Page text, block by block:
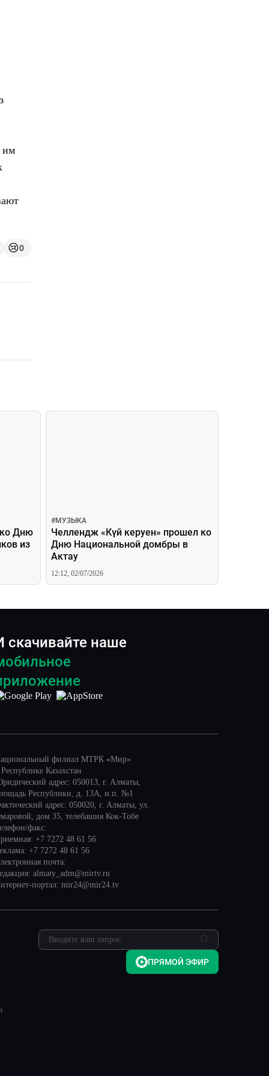
им
😢0
Дню
из
#МУЗЫКА
Челлендж «Күй керуен» прошел ко
Дню Национальной домбры в
Актау
12:12, 02/07/2026
скачивайте наше
филиал МТРК «Мир»
Казахстан
адрес: 050013, г. Алматы,
Республики, д. 13А, н.п. №1
адрес: 050020, г. Алматы, ул.
дом 35, телебашня Кок-Тобе
факс:
+7 7272 48 61 56
+7 7272 48 61 56
почта:
almaty_adm@mirtv.ru
портал: mir24@mir24.tv
ПРЯМОЙ ЭФИР